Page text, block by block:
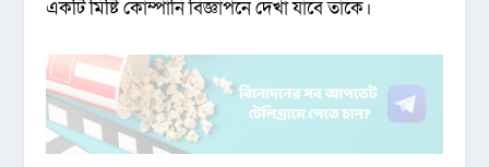
একটি মিষ্টি কোম্পানি বিজ্ঞাপনে দেখা যাবে তাকে।